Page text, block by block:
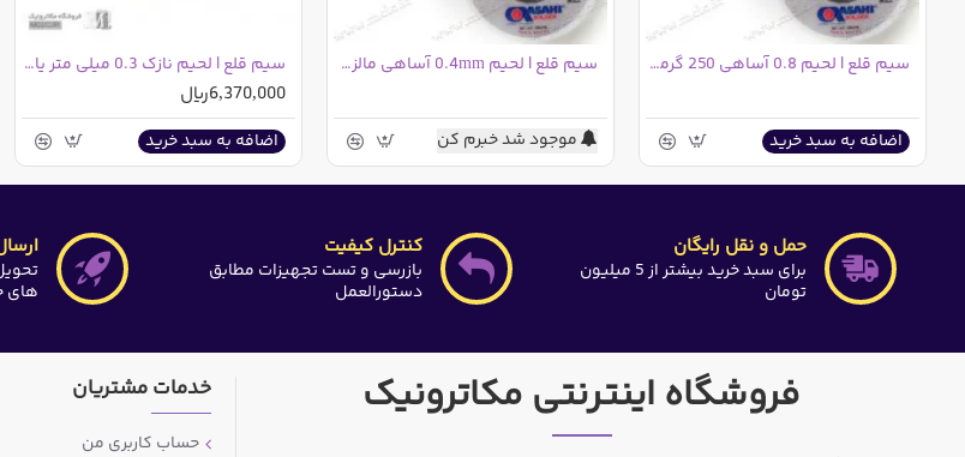
سیم قلع | لحیم 0.8 آساهی 250 گرمی مالزی
اضافه به سبد خرید
سیم قلع | لحیم 0.4mm آساهی مالزی اصلی و اورجینال
موجود شد خبرم کن
سیم قلع | لحیم نازک 0.3 میلی متر یاکسون
6,370,000ریال
اضافه به سبد خرید
حمل و نقل رایگان
برای سبد خرید بیشتر از 5 میلیون
تومان
کنترل کیفیت
بازرسی و تست تجهیزات مطابق
دستورالعمل
های
فروشگاه اینترنتی مکاترونیک خدمات مشتریان
حساب کاربری من